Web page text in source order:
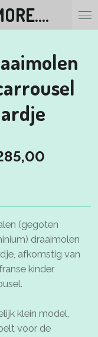
(gegoten
draaimolen
afkomstig van
kinder
klein model,
voor de